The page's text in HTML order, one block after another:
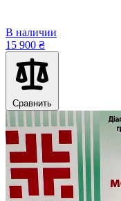
В наличии
15 900 ₴
Сравнить